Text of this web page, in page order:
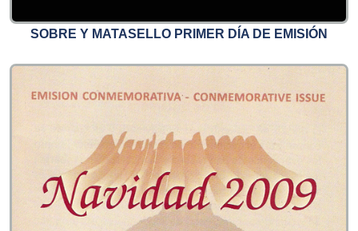
SOBRE Y MATASELLO PRIMER DÍA DE EMISIÓN